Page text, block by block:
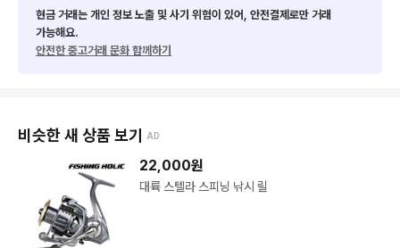
현금 거래는 개인 정보 노출 및 사기 위험이 있어, 안전결제로만 거래
가능해요.
안전한 중고거래 문화 함께하기
비슷한 새 상품 보기 AD
22,000원
대륙 스텔라 스피닝 낚시 릴